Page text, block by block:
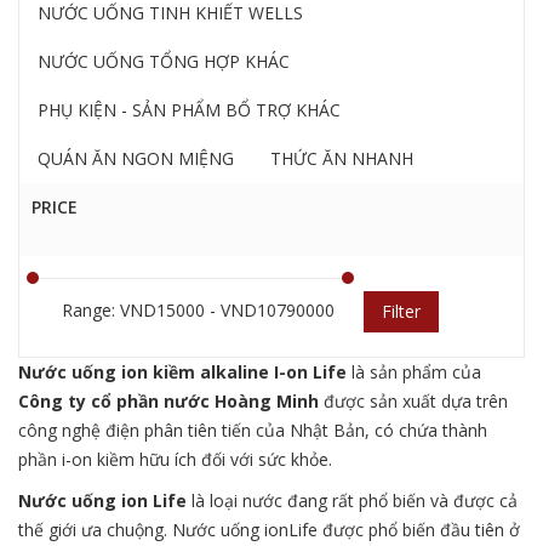
NƯỚC UỐNG TINH KHIẾT WELLS
NƯỚC UỐNG TỔNG HỢP KHÁC
PHỤ KIỆN - SẢN PHẨM BỔ TRỢ KHÁC
QUÁN ĂN NGON MIỆNG THỨC ĂN NHANH
PRICE
Range: VND15000 - VND10790000 Filter
Nước uống ion kiềm alkaline I-on Life là sản phẩm của
Công ty cổ phần nước Hoàng Minh được sản xuất dựa trên
công nghệ điện phân tiên tiến của Nhật Bản, có chứa thành
phần i-on kiềm hữu ích đối với sức khỏe.
Nước uống ion Life là loại nước đang rất phổ biến và được cả
thế giới ưa chuộng. Nước uống ionLife được phổ biến đầu tiên ở